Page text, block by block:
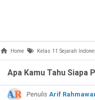
Home Kelas 11 Sejarah
Apa Kamu Tahu Siapa
Penulis Arif